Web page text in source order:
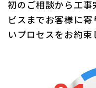
初のご相談から工
ビスまでお客様に
いプロセスをお約束